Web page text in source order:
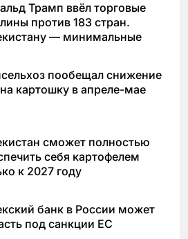
Трамп ввёл торговые
против 183 стран.
— минимальные
пообещал снижение
картошку в апреле-мае
сможет полностью
себя картофелем
к 2027 году
банк в России может
под санкции ЕС